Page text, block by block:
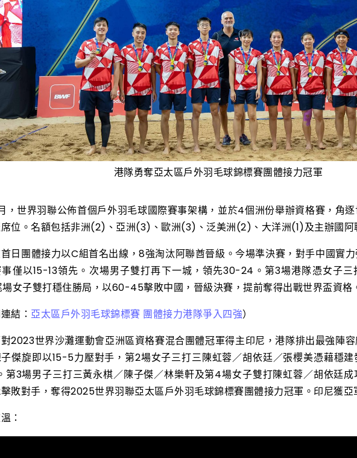
港隊勇奪亞太區戶外羽毛球錦標賽團體接力冠軍
，世界羽聯公佈首個戶外羽毛球國際賽事架構，並於4個洲份舉辦資格賽，角
位。名額包括非洲(2)、亞洲(3)、歐洲(3)、泛美洲(2)、大洋洲(1)及主辦國阿
日團體接力以C組首名出線，8強淘汰阿聯酋晉級。今場準決賽，對手中國實
僅以15-13領先。次場男子雙打再下一城，領先30-24。第3場港隊憑女子
女子雙打穩住勝局，以60-45擊敗中國，晉級決賽，提前奪得出戰世界盃資格
結： 亞太區戶外羽毛球錦標賽 團體接力港隊爭入四強）
2023世界沙灘運動會亞洲區資格賽混合團體冠軍得主印尼，港隊排出最強陣
傑旋即以15-5力壓對手，第2場女子三打三陳虹蓉／胡依廷／張櫻美憑藉穩
第3場男子三打三黃永棋／陳子傑／林樂軒及第4場女子雙打陳虹蓉／胡依廷
敗對手，奪得2025世界羽聯亞太區戶外羽毛球錦標賽團體接力冠軍。印尼獲亞
：